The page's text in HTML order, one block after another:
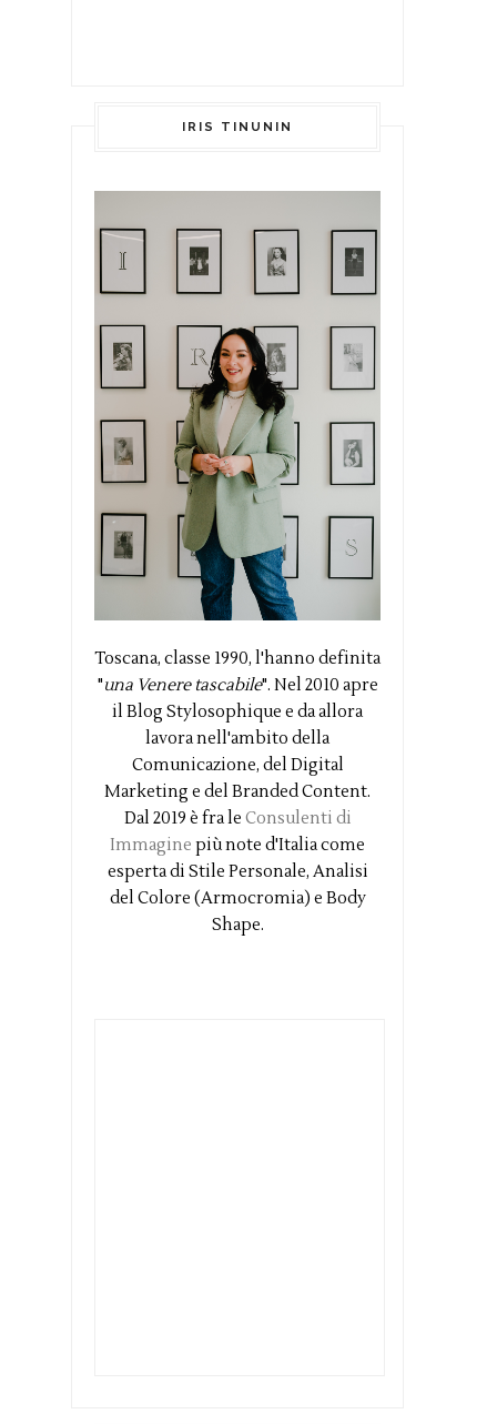
IRIS TINUNIN
Toscana, classe 1990, l'hanno definita
"una Venere tascabile". Nel 2010 apre
il Blog Stylosophique e da allora
lavora nell'ambito della
Comunicazione, del Digital
Marketing e del Branded Content.
Dal 2019 è fra le Consulenti di
Immagine più note d'Italia come
esperta di Stile Personale, Analisi
del Colore (Armocromia) e Body
Shape.